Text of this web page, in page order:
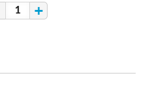
+